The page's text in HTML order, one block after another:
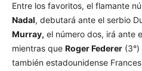
Entre los favoritos, el flamante
Nadal, debutará ante el serbio
Murray, el número dos, irá ante
mientras que Roger Federer
también estadounidense